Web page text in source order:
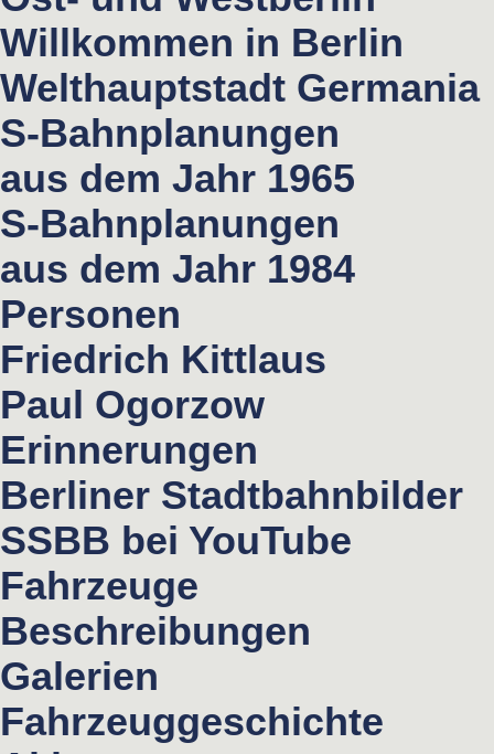
Willkommen in Berlin
Welthauptstadt Germania
S-Bahnplanungen
aus dem Jahr 1965
S-Bahnplanungen
aus dem Jahr 1984
Personen
Friedrich Kittlaus
Paul Ogorzow
Erinnerungen
Berliner Stadtbahnbilder
SSBB bei YouTube
Fahrzeuge
Beschreibungen
Galerien
Fahrzeuggeschichte